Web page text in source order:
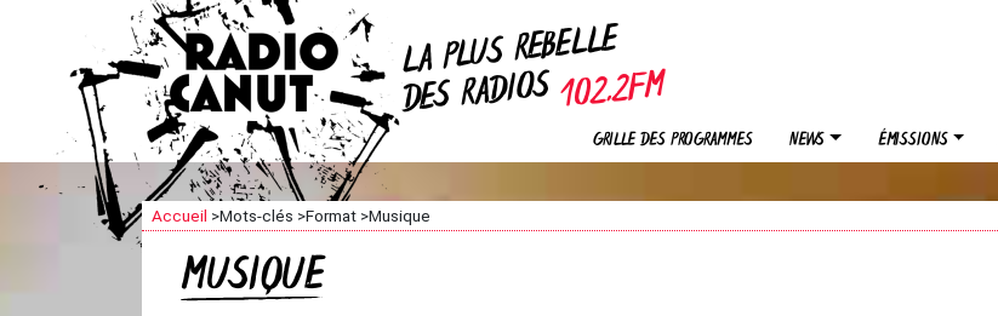
LA PLUSREBELLE
DES RADIOS
GRILLE DES PROGRAMMES NEWS ÉMISSIONS
Accueil >Mots-clés >Format >Musique
MUSIQUE